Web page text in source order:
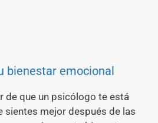
bienestar emocional
de que un psicólogo te está
sientes mejor después de las